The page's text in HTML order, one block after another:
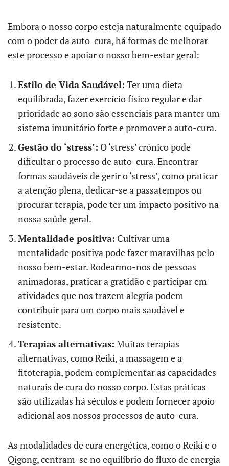
Embora o nosso corpo esteja naturalmente equipado
com o poder da auto-cura, há formas de melhorar
este processo e apoiar o nosso bem-estar geral:
Estilo de Vida Saudável: Ter uma dieta
equilibrada, fazer exercício físico regular e dar
prioridade ao sono são essenciais para manter um
sistema imunitário forte e promover a auto-cura.
Gestão do ‘stress’: O ‘stress’ crónico pode
dificultar o processo de auto-cura. Encontrar
formas saudáveis de gerir o ‘stress’, como praticar
a atenção plena, dedicar-se a passatempos ou
procurar terapia, pode ter um impacto positivo na
nossa saúde geral.
Mentalidade positiva: Cultivar uma
mentalidade positiva pode fazer maravilhas pelo
nosso bem-estar. Rodearmo-nos de pessoas
animadoras, praticar a gratidão e participar em
atividades que nos trazem alegria podem
contribuir para um corpo mais saudável e
resistente.
Terapias alternativas: Muitas terapias
alternativas, como Reiki, a massagem e a
fitoterapia, podem complementar as capacidades
naturais de cura do nosso corpo. Estas práticas
são utilizadas há séculos e podem fornecer apoio
adicional aos nossos processos de auto-cura.
As modalidades de cura energética, como o Reiki e o
Qigong, centram-se no equilíbrio do fluxo de energia